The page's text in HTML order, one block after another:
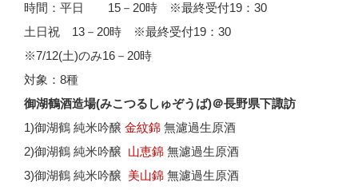
時間：平日 15－20時 ※最終受付19：30
土日祝 13－20時 ※最終受付19：30
※7/12(土)のみ16－20時
対象：8種
御湖鶴酒造場(みこつるしゅぞうば)＠長野県下諏訪
1)御湖鶴 純米吟醸 金紋錦 無濾過生原酒
2)御湖鶴 純米吟醸 山恵錦 無濾過生原酒
3)御湖鶴 純米吟醸 美山錦 無濾過生原酒